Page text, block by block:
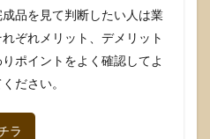
品を見て判断したい人は業
ぞれメリット、デメリット
ポイントをよく確認してよ
ださい。
ラ